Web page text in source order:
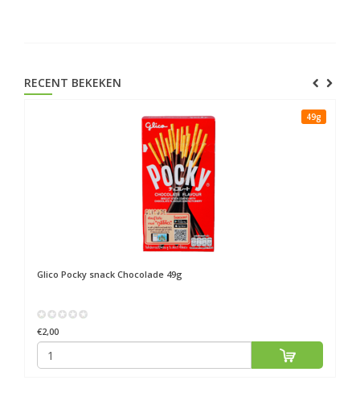
RECENT BEKEKEN
49g
Glico Pocky snack Chocolade 49g
€2,00